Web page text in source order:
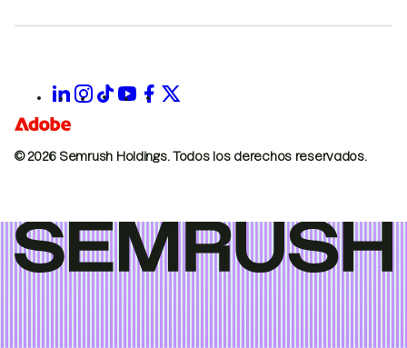
© 2026 Semrush Holdings. Todos los derechos reservados.